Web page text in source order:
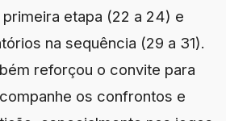
etapa (22 a 24) e
na sequência (29 a 31).
reforçou o convite para
os confrontos e